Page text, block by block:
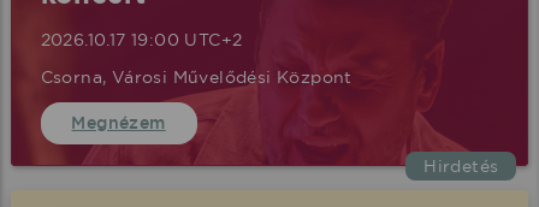
Hirdetés
2026.10.17 19:00 UTC+2
Csorna, Városi Művelődési Központ
Megnézem